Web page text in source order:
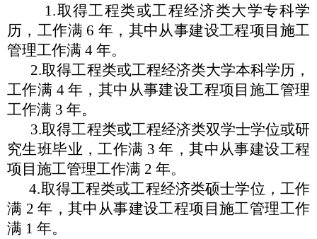
1.取得工程类或工程经济类大学专科学
历，工作满 6 年，其中从事建设工程项目施工
管理工作满 4 年。
2.取得工程类或工程经济类大学本科学历，
工作满 4 年，其中从事建设工程项目施工管理
工作满 3 年。
3.取得工程类或工程经济类双学士学位或研
究生班毕业，工作满 3 年，其中从事建设工程
项目施工管理工作满 2 年。
4.取得工程类或工程经济类硕士学位，工作
满 2 年，其中从事建设工程项目施工管理工作
满 1 年。